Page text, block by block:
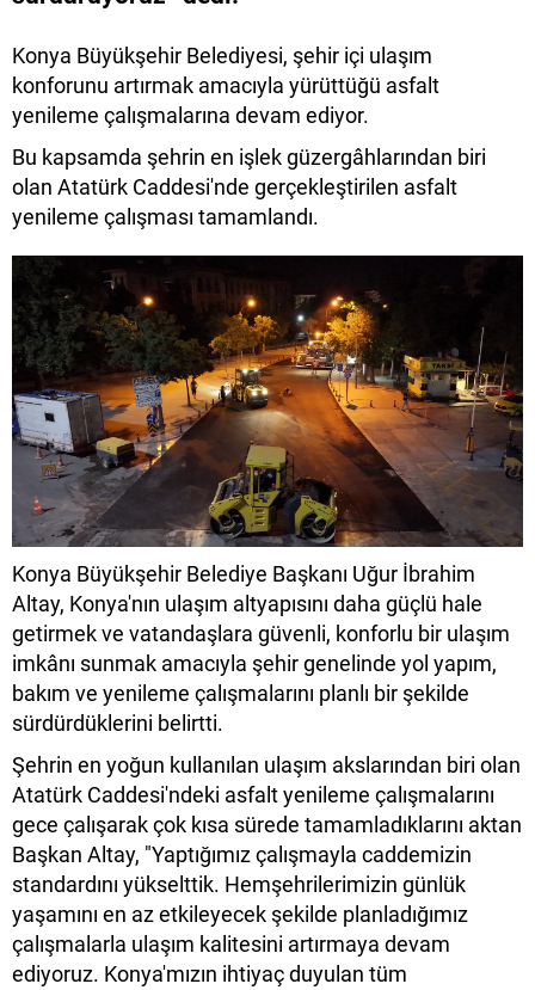
Konya Büyükşehir Belediyesi, şehir içi ulaşım
konforunu artırmak amacıyla yürüttüğü asfalt
yenileme çalışmalarına devam ediyor.
Bu kapsamda şehrin en işlek güzergâhlarından biri
olan Atatürk Caddesi'nde gerçekleştirilen asfalt
yenileme çalışması tamamlandı.
Konya Büyükşehir Belediye Başkanı Uğur İbrahim
Altay, Konya'nın ulaşım altyapısını daha güçlü hale
getirmek ve vatandaşlara güvenli, konforlu bir ulaşım
imkânı sunmak amacıyla şehir genelinde yol yapım,
bakım ve yenileme çalışmalarını planlı bir şekilde
sürdürdüklerini belirtti.
Şehrin en yoğun kullanılan ulaşım akslarından biri olan
Atatürk Caddesi'ndeki asfalt yenileme çalışmalarını
gece çalışarak çok kısa sürede tamamladıklarını aktan
Başkan Altay, "Yaptığımız çalışmayla caddemizin
standardını yükselttik. Hemşehrilerimizin günlük
yaşamını en az etkileyecek şekilde planladığımız
çalışmalarla ulaşım kalitesini artırmaya devam
ediyoruz. Konya'mızın ihtiyaç duyulan tüm